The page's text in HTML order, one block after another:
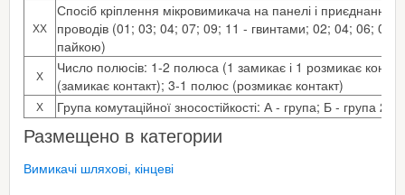
ХХ
Спосіб кріплення мікровимикача на панелі і приєднання
проводів (01; 03; 04; 07; 09; 11 - гвинтами; 02; 04; 06; 08;
пайкою)
Х
Число полюсів: 1-2 полюса (1 замикає і 1 розмикає
(замикає контакт); 3-1 полюс (розмикає контакт)
Х Група комутаційної зносостійкості: А - група; Б - група 2
Размещено в категории
Вимикачі шляхові, кінцеві